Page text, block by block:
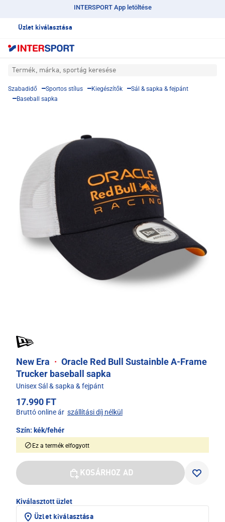
INTERSPORT App letöltése
Üzlet kiválasztása
Termék, márka, sportág keresése
Szabadidő Sportos stílus Kiegészítők
Sál & sapka & fejpánt
Baseball sapka
New Era · Oracle Red Bull Sustainble A-Frame
Trucker baseball sapka
Unisex Sál & sapka & fejpánt
17.990 FT
Bruttó online ár szállítási díj nélkül
Szín: kék/fehér
Ez a termék elfogyott
KOSÁRHOZ AD
Kiválasztott üzlet
Üzlet kiválasztása